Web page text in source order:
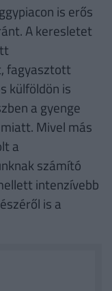
is erős
A keresletet
fagyasztott
külföldön is
a gyenge
Mivel más
a
számító
intenzívebb
is a